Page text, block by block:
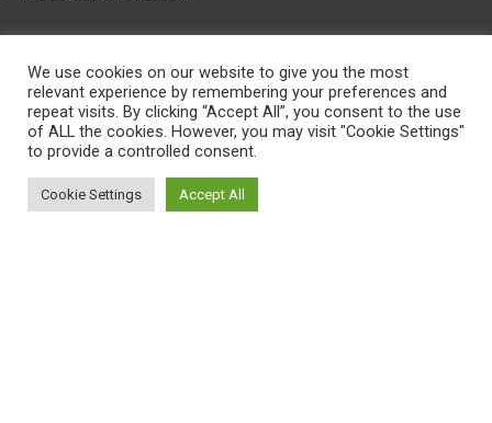
Υψηλή Τεχνολογία - Υψηλές
Υπηρεσίες
We use cookies on our website to give you the most
relevant experience by remembering your preferences and
repeat visits. By clicking “Accept All”, you consent to the use
of ALL the cookies. However, you may visit "Cookie Settings"
to provide a controlled consent.
Cookie Settings Accept All